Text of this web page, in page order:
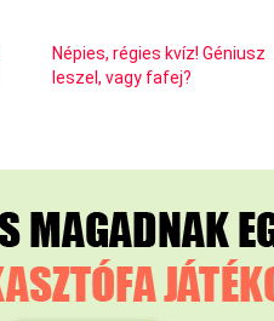
Népies, régies kvíz! Géniusz
leszel, vagy fafej?